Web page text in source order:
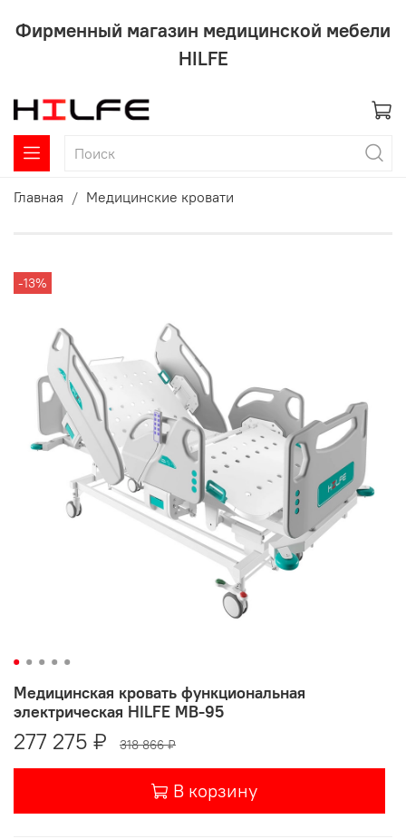
Фирменный магазин медицинской мебели
HILFE
Главная Медицинские кровати
-13%
Медицинская кровать функциональная
электрическая HILFE МВ-95
277 275 ₽ 318 866 ₽
В корзину